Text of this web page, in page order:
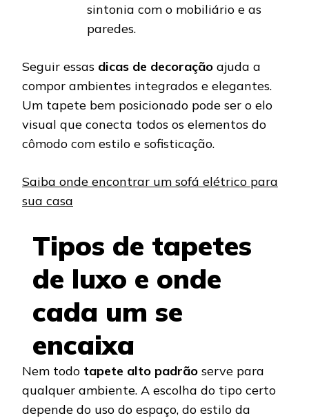
sintonia com o mobiliário e as
paredes.
Seguir essas dicas de decoração ajuda a
compor ambientes integrados e elegantes.
Um tapete bem posicionado pode ser o elo
visual que conecta todos os elementos do
cômodo com estilo e sofisticação.
Saiba onde encontrar um sofá elétrico para
sua casa
Tipos de tapetes
de luxo e onde
cada um se
encaixa
Nem todo tapete alto padrão serve para
qualquer ambiente. A escolha do tipo certo
depende do uso do espaço, do estilo da